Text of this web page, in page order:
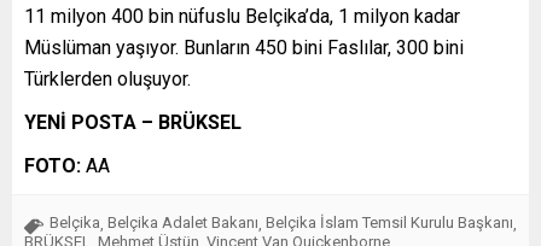
11 milyon 400 bin nüfuslu Belçika’da, 1 milyon kadar
Müslüman yaşıyor. Bunların 450 bini Faslılar, 300 bini
Türklerden oluşuyor.
YENİ POSTA – BRÜKSEL
FOTO: AA
Belçika Belçika Adalet Bakanı Belçika İslam Temsil Kurulu Başkanı
BRÜKSEL
Mehmet Üstün Vincent Van Quickenborne